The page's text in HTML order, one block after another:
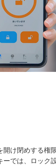
け閉めする権
ーでは、ロック